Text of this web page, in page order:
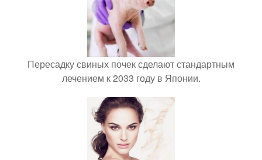
Пересадку свиных почек сделают стандартным
лечением к 2033 году в Японии.